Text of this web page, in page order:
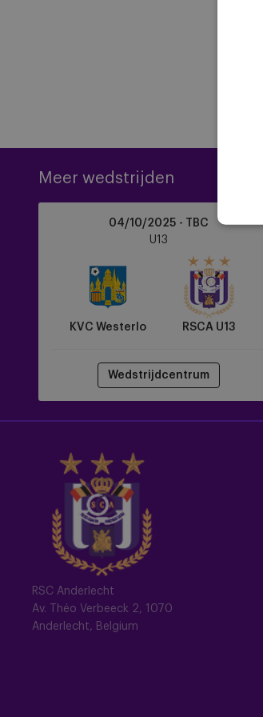
Meer wedstrijden
04/10/2025 - TBC
U13
KVC Westerlo RSCA U13
Wedstrijdcentrum
RSC Anderlecht
Av. Théo Verbeeck 2, 1070
Anderlecht, Belgium